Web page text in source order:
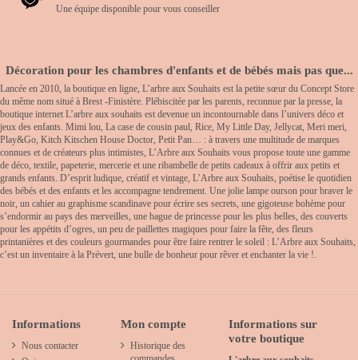
Une équipe disponible pour vous conseiller
Décoration pour les chambres d'enfants et de bébés mais pas que...
Lancée en 2010, la boutique en ligne, L’arbre aux Souhaits est la petite sœur du Concept Store
du même nom situé à Brest -Finistère. Plébiscitée par les parents, reconnue par la presse, la
boutique internet L’arbre aux souhaits est devenue un incontournable dans l’univers déco et
jeux des enfants. Mimi lou, La case de cousin paul, Rice, My Little Day, Jellycat, Meri meri,
Play&Go, Kitch Kitschen House Doctor, Petit Pan… : à travers une multitude de marques
connues et de créateurs plus intimistes, L’Arbre aux Souhaits vous propose toute une gamme
de déco, textile, papeterie, mercerie et une ribambelle de petits cadeaux à offrir aux petits et
grands enfants. D’esprit ludique, créatif et vintage, L’Arbre aux Souhaits, poétise le quotidien
des bébés et des enfants et les accompagne tendrement. Une jolie lampe ourson pour braver le
noir, un cahier au graphisme scandinave pour écrire ses secrets, une gigoteuse bohème pour
s’endormir au pays des merveilles, une bague de princesse pour les plus belles, des couverts
pour les appétits d’ogres, un peu de paillettes magiques pour faire la fête, des fleurs
printanières et des couleurs gourmandes pour être faire rentrer le soleil : L’Arbre aux Souhaits,
c’est un inventaire à la Prévert, une bulle de bonheur pour rêver et enchanter la vie !.
Informations
Nous contacter
Mon compte
Historique des
Informations sur
votre boutique